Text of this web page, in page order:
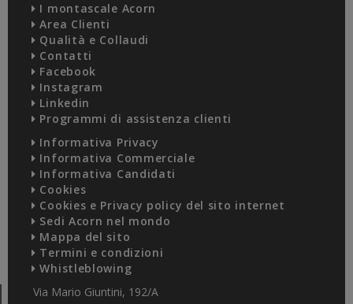
I montascale Acorn
Area Clienti
Qualità e Collaudi
Contatti
Facebook
Instagram
Linkedin
Programmi di assistenza clienti
Informativa Privacy
Informativa Commerciale
Informativa Candidati
Cookies
Cookies e Privacy policy del sito internet
Sedi Acorn nel mondo
Mappa del sito
Termini e condizioni
Whistleblowing
Via Mario Giuntini, 192/A